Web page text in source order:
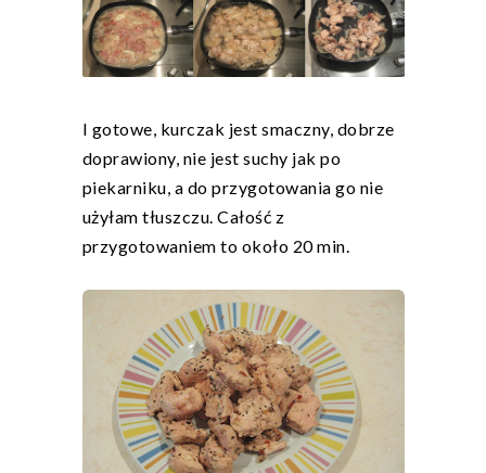
I gotowe, kurczak jest smaczny, dobrze
doprawiony, nie jest suchy jak po
piekarniku, a do przygotowania go nie
użyłam tłuszczu. Całość z
przygotowaniem to około 20 min.